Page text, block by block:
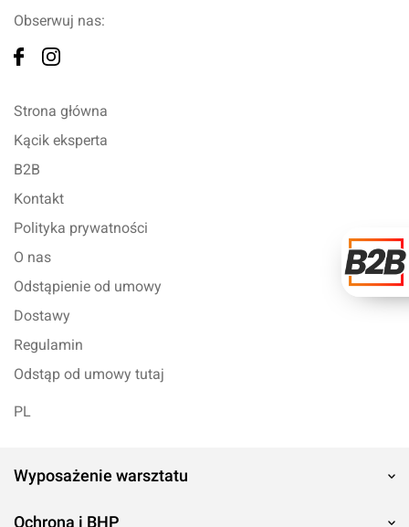
Obserwuj nas:
Strona główna
Kącik eksperta
B2B
Kontakt
Polityka prywatności
O nas
Odstąpienie od umowy
Dostawy
Regulamin
Odstąp od umowy tutaj
PL
Wyposażenie warsztatu
Ochrona i BHP